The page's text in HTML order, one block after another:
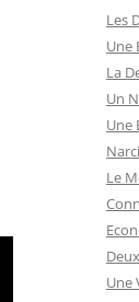
r
c
h
e
r
:
Les
Une
La
Un
Une
Le
Une